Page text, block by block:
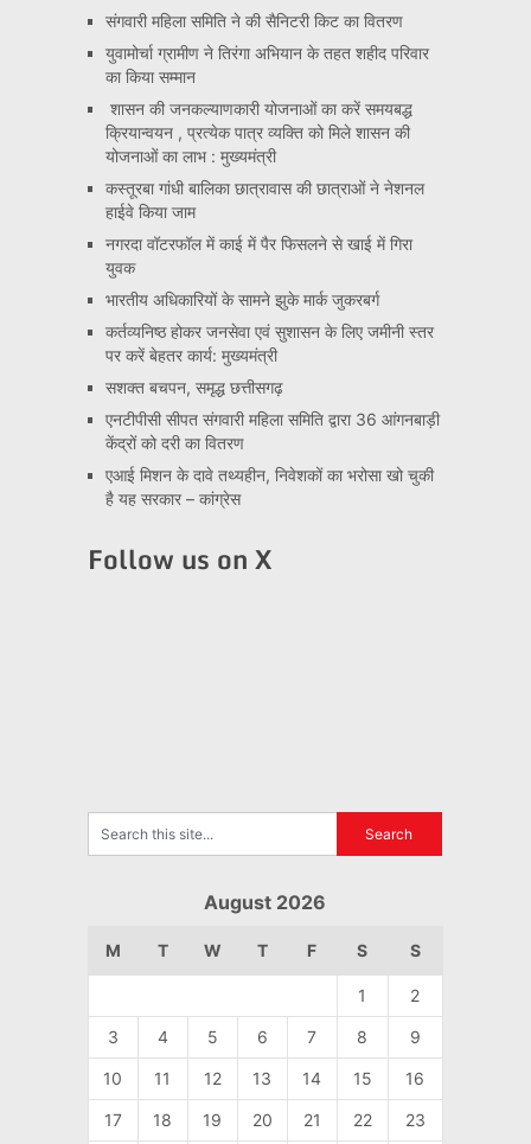
संगवारी महिला समिति ने की सैनिटरी किट का वितरण
युवामोर्चा ग्रामीण ने तिरंगा अभियान के तहत शहीद परिवार
का किया सम्मान
शासन की जनकल्याणकारी योजनाओं का करें समयबद्ध
क्रियान्वयन , प्रत्येक पात्र व्यक्ति को मिले शासन की
योजनाओं का लाभ : मुख्यमंत्री
कस्तूरबा गांधी बालिका छात्रावास की छात्राओं ने नेशनल
हाईवे किया जाम
नगरदा वॉटरफॉल में काई में पैर फिसलने से खाई में गिरा
युवक
भारतीय अधिकारियों के सामने झुके मार्क जुकरबर्ग
कर्तव्यनिष्ठ होकर जनसेवा एवं सुशासन के लिए जमीनी स्तर
पर करें बेहतर कार्य: मुख्यमंत्री
सशक्त बचपन, समृद्ध छत्तीसगढ़
एनटीपीसी सीपत संगवारी महिला समिति द्वारा 36 आंगनबाड़ी
केंद्रों को दरी का वितरण
एआई मिशन के दावे तथ्यहीन, निवेशकों का भरोसा खो चुकी
है यह सरकार – कांग्रेस
Follow us on X
August 2026
M T W T F S S
1 2
3 4 5 6 7 8 9
10 11 12 13 14 15 16
17 18 19 20 21 22 23